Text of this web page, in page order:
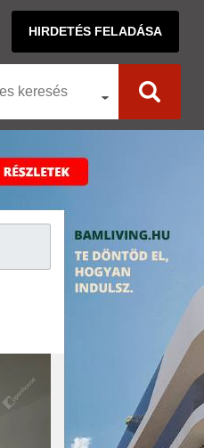
HIRDETÉS FELADÁSA
keresés